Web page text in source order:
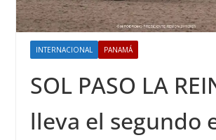
INTERNACIONAL PANAMÁ
SOL PASO LA
lleva el segundo